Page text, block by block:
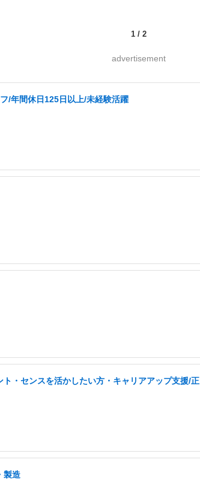
1 / 2
advertisement
/年間休日125日以上/未経験活躍
・センスを活かしたい方・キャリアアップ支援/正
製造